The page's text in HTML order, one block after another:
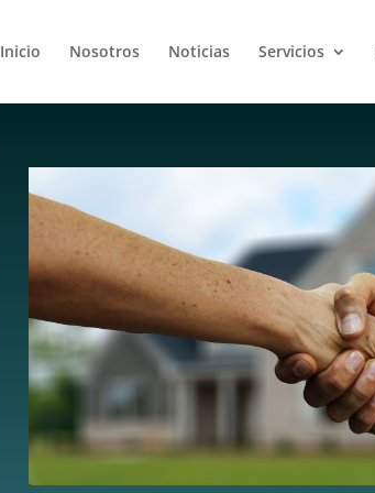
Inicio Nosotros Noticias Servicios